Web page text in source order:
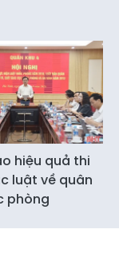
hiệu quả thi
luật về quân
phòng